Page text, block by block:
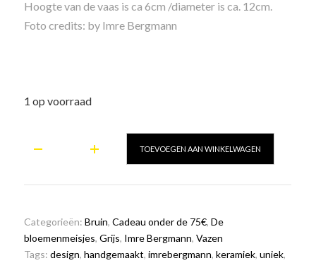
Hoogte van de vaas is ca 6cm /diameter is ca. 12cm.
Foto credits: by Imre Bergmann
1 op voorraad
nr.1
TOEVOEGEN AAN WINKELWAGEN
Categorieën: Bruin, Cadeau onder de 75€, De
bloemenmeisjes, Grijs, Imre Bergmann, Vazen
Tags: design, handgemaakt, imrebergmann, keramiek, uniek,